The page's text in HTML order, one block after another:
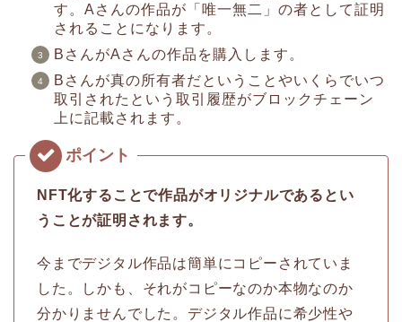
す。Aさんの作品が「唯一無二」の者として証明
されることになります。
BさんがAさんの作品を購入します。
Bさんが真の所有者だということやいくらでいつ
取引されたという取引履歴がブロックチェーン
上に記載されます。
NFT化することで作品がオリジナルであるとい
うことが証明されます。
今までデジタル作品は簡単にコピーされていま
した。しかも、それがコピーなのか本物なのか
分かりませんでした。デジタル作品に希少性や